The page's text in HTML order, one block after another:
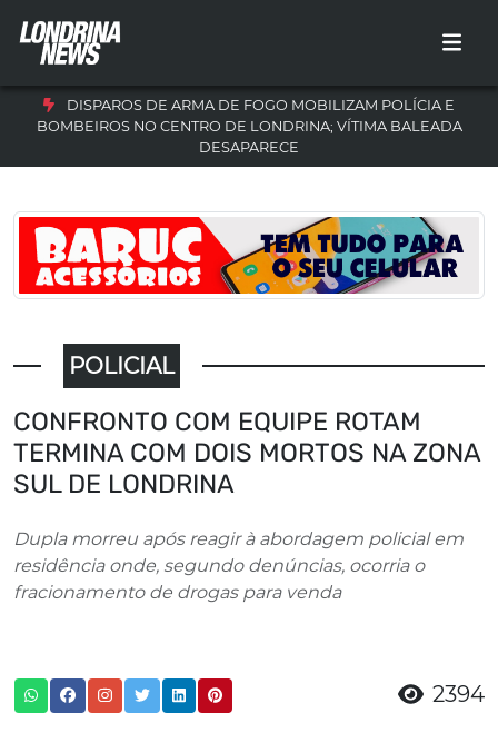
DISPAROS DE ARMA DE FOGO MOBILIZAM POLÍCIA E
BOMBEIROS NO CENTRO DE LONDRINA; VÍTIMA BALEADA
DESAPARECE
POLICIAL
CONFRONTO COM EQUIPE ROTAM
TERMINA COM DOIS MORTOS NA ZONA
SUL DE LONDRINA
Dupla morreu após reagir à abordagem policial em
residência onde, segundo denúncias, ocorria o
fracionamento de drogas para venda
2394